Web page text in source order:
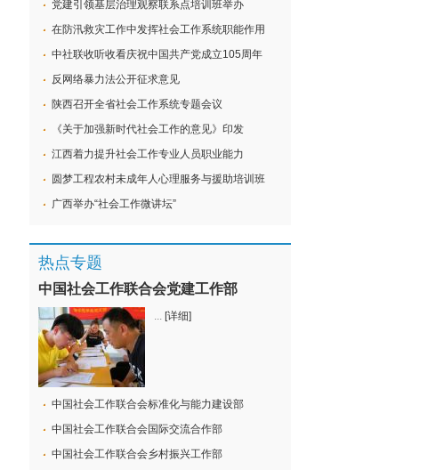
党建引领基层治理观察联系点培训班举办
在防汛救灾工作中发挥社会工作系统职能作用
中社联收听收看庆祝中国共产党成立105周年
反网络暴力法公开征求意见
陕西召开全省社会工作系统专题会议
《关于加强新时代社会工作的意见》印发
江西着力提升社会工作专业人员职业能力
圆梦工程农村未成年人心理服务与援助培训班
广西举办“社会工作微讲坛”
热点专题
中国社会工作联合会党建工作部
... [详细]
中国社会工作联合会标准化与能力建设部
中国社会工作联合会国际交流合作部
中国社会工作联合会乡村振兴工作部